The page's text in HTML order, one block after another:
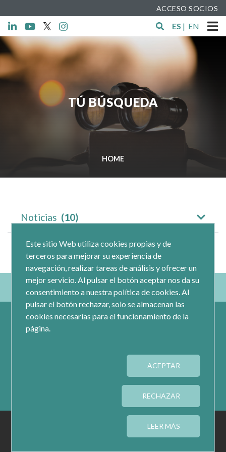
ACCESO SOCIOS
ES | EN
TÚ BÚSQUEDA
HOME
Noticias (10)
Calle Jacometrezo 15- 5ºM- 28013 Madrid
Tel.: 91 593 04 12
COOKIES
CONFIGURAR COOKIES
Este sitio Web utiliza cookies propias y de
terceros para mejorar su experiencia de
navegación, realizar tareas de análisis y ofrecer un
mejor servicio. Al pulsar el botón aceptar nos da su
consentimiento a nuestra política de cookies. Al
pulsar el botón rechazar, solo se almacenan las
cookies necesarias para el funcionamiento de la
página.
ACEPTAR
RECHAZAR
LEER MÁS